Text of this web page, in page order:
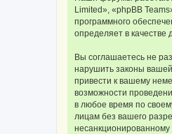
Limited», «phpBB
программного
определяет в
Вы соглашаетесь не
нарушить законы
привести к вашему
возможности
в любое время по
лицам без вашего
несанкционированному